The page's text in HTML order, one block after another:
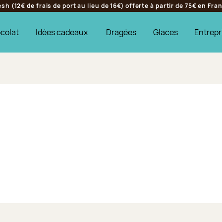
(12€ de frais de port au lieu de 16€) offerte à partir de 75€ en
Idées cadeaux Dragées Glaces